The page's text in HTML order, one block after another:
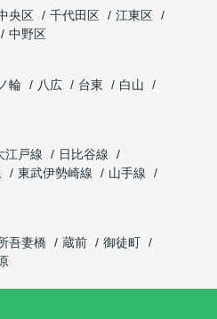
央区 千代田区
江東区
中野区
輪 八広 台東
白山
江戸線
日比谷線
東武伊勢崎線
山手線
吾妻橋 蔵前
御徒町